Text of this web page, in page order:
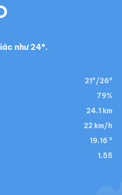
như 24°.
21°/26°
79%
24.1 km
22 km/h
19.16 °
1.55